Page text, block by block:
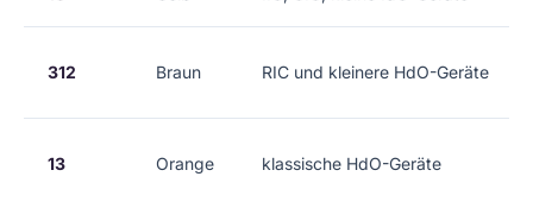
312 Braun RIC und kleinere HdO-Geräte
13 Orange klassische HdO-Geräte